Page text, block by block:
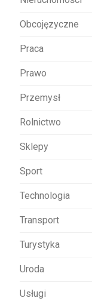
Obcojęzyczne
Praca
Prawo
Przemysł
Rolnictwo
Sklepy
Sport
Technologia
Transport
Turystyka
Uroda
Usługi